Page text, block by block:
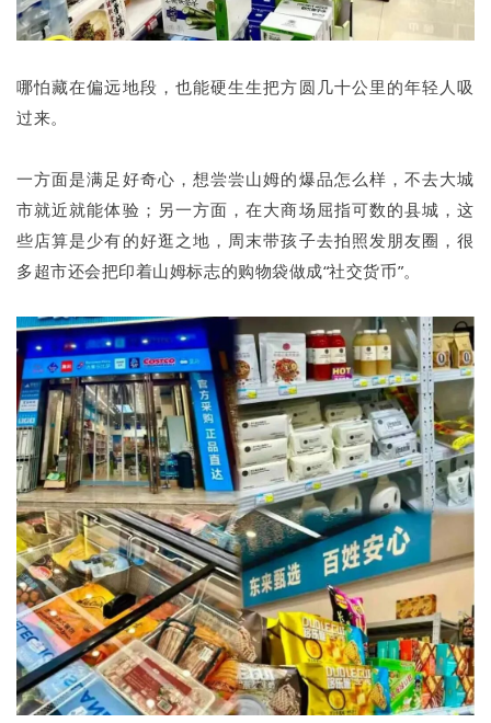
哪怕藏在偏远地段，也能硬生生把方圆几十公里的年轻人吸
过来。
一方面是满足好奇心，想尝尝山姆的爆品怎么样，不去大城
市就近就能体验；另一方面，在大商场屈指可数的县城，这
些店算是少有的好逛之地，周末带孩子去拍照发朋友圈，很
多超市还会把印着山姆标志的购物袋做成“社交货币”。